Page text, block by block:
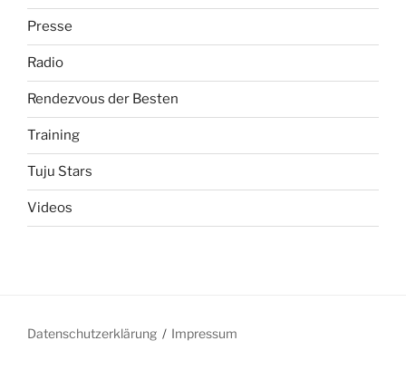
Presse
Radio
Rendezvous der Besten
Training
Tuju Stars
Videos
Datenschutzerklärung Impressum